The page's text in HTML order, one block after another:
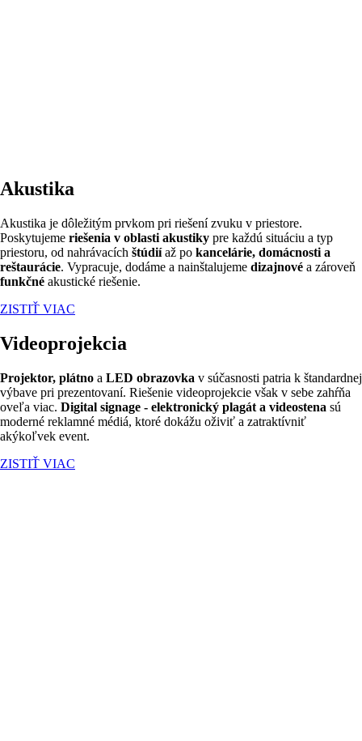
Akustika
Akustika je dôležitým prvkom pri riešení zvuku v priestore.
Poskytujeme riešenia v oblasti akustiky pre každú situáciu a typ
priestoru, od nahrávacích štúdiíaž po kancelárie, domácnosti a
reštaurácie. Vypracuje, dodáme a nainštalujeme dizajnové a zároveň
funkčné akustické riešenie.
ZISTIŤ VIAC
Videoprojekcia
Projektor, plátno a LED obrazovka v súčasnosti patria k štandardnej
výbave pri prezentovaní. Riešenie videoprojekcie však v sebe zahŕňa
oveľa viac. Digital signage - elektronický plagát a videostena sú
moderné reklamné médiá, ktoré dokážu oživiť a zatraktívniť
akýkoľvek event.
ZISTIŤ VIAC